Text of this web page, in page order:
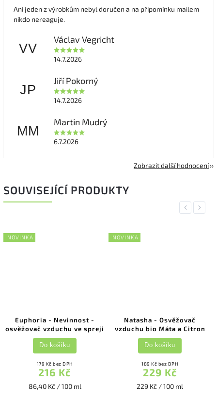
Ani jeden z výrobkům nebyl doručen a na připomínku mailem
nikdo nereaguje.
VV
Václav Vegricht
14.7.2026
JP
Jiří Pokorný
14.7.2026
MM
Martin Mudrý
6.7.2026
Zobrazit další hodnocení
SOUVISEJÍCÍ PRODUKTY
Previous
NOVINKA
Euphoria - Nevinnost -
osvěžovač vzduchu ve spreji
179 Kč bez DPH
216 Kč
86,40 Kč / 100 ml
Do košíku
NOVINKA
Natasha - Osvěžovač
vzduchu bio Máta a Citron
189 Kč bez DPH
229 Kč
229 Kč / 100 ml
Do košíku
Next